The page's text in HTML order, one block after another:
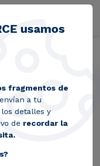
usamos
fragmentos de
a tu
detalles y
de recordar la